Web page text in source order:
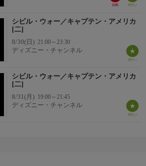
シビル・ウォー／キャプテン・アメリカ
[二]
8/30(日) 21:00～23:30
ディズニー・チャンネル
シビル・ウォー／キャプテン・アメリカ
[二]
8/31(月) 19:00～21:45
ディズニー・チャンネル